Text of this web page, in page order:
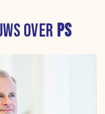
OVER PS